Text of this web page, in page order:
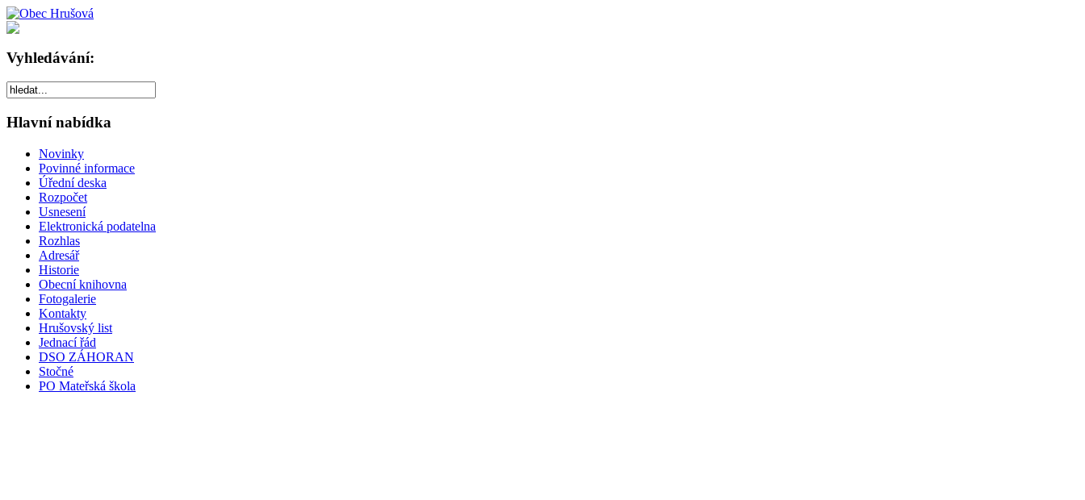
Vyhledávání:
Hlavní nabídka
Novinky
Povinné informace
Úřední deska
Rozpočet
Usnesení
Elektronická podatelna
Rozhlas
Adresář
Historie
Obecní knihovna
Fotogalerie
Kontakty
Hrušovský list
Jednací řád
DSO ZÁHORAN
Stočné
PO Mateřská škola